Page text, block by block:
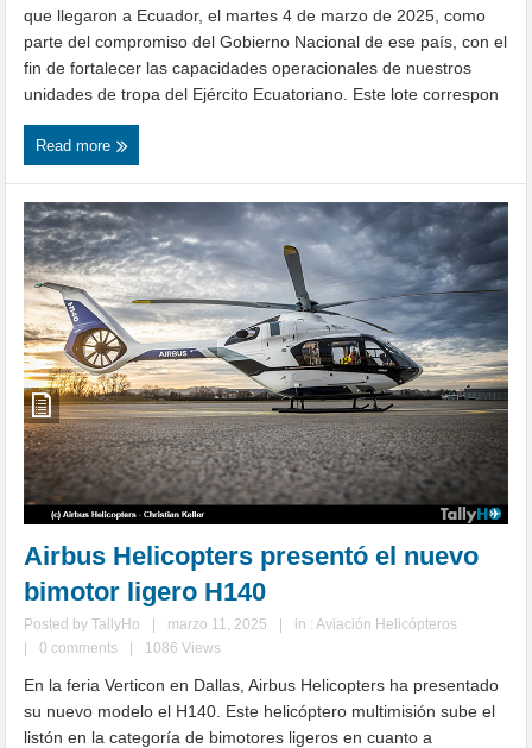
que llegaron a Ecuador, el martes 4 de marzo de 2025, como
parte del compromiso del Gobierno Nacional de ese país, con el
fin de fortalecer las capacidades operacionales de nuestros
unidades de tropa del Ejército Ecuatoriano. Este lote correspon
Read more
Airbus Helicopters presentó el nuevo
bimotor ligero H140
Posted byTallyHo marzo 11, 2025 in :Aviación Helicópteros
0 comments 1086 Views
En la feria Verticon en Dallas, Airbus Helicopters ha presentado
su nuevo modelo el H140. Este helicóptero multimisión sube el
listón en la categoría de bimotores ligeros en cuanto a